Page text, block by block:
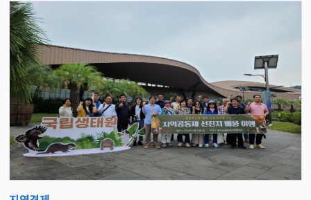
각각 부과하며 9 월분 고지서를 송했다 . 재산세 납부기간은 오는 16 일부터 3
0 일까지이며 , 고지서 없이도 은행에 설치돼 있는 무인공과금기 및 현금인출
기 (CD/ATM) 에서 현금카드 , 신용카드 , 통장으로 납부가능하다 . 또한 인터
넷 지방세 납부시스템인 위택스 ( www.wetax.go.kr) 나 ARS 시스템 (14221
1), 가상 ( 전용 ) 계좌서비스를 이용하는 등 다양한 방법으로 편리하게 납부할
수 있다 . 전자 송달 신청자는 신청한 앱이나 이메일을 통해 고지서를 확인할
수 있고 자동이체 신청자는 9 월 30 일 출금 예정으로 통장 잔액이나 카드 한도
를 미리 확인해야 한다 . 이희찬 재정관리과장은 “ 재산세는 지역발전과 군민
복지 향상을 위한 소중한 재원으로 활용된다 ” 며 , “ 납부기한 경과시 3% 가산
세가 부과되므로 납부기한 내 납부하시길 당부드린다 ” 고 말했다 . <담당부
서 재정관리과 290-2327>